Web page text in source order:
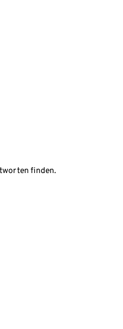
finden.